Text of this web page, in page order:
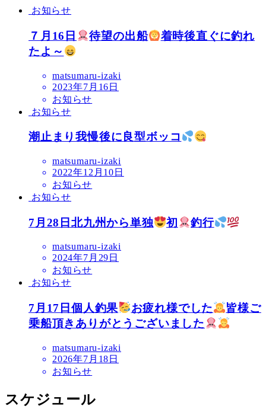
お知らせ
７月16日 待望の出船
着時後直ぐに釣れ
たよ～
matsumaru-izaki
2023年7月16日
お知らせ
お知らせ
潮止まり我慢後に良型ボッコ
matsumaru-izaki
2022年12月10日
お知らせ
お知らせ
7月28日北九州から単独 初 釣行
matsumaru-izaki
2024年7月29日
お知らせ
お知らせ
7月17日個人釣果 お疲れ様でした
皆様ご
乗船頂きありがとうございました
matsumaru-izaki
2026年7月18日
お知らせ
スケジュール